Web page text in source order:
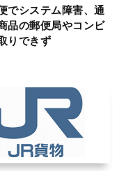
でシステム障害、通
品の郵便局やコンビ
りできず